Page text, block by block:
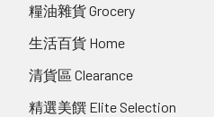
糧油雜貨 Grocery
生活百貨 Home
清貨區 Clearance
精選美饌 Elite Selection